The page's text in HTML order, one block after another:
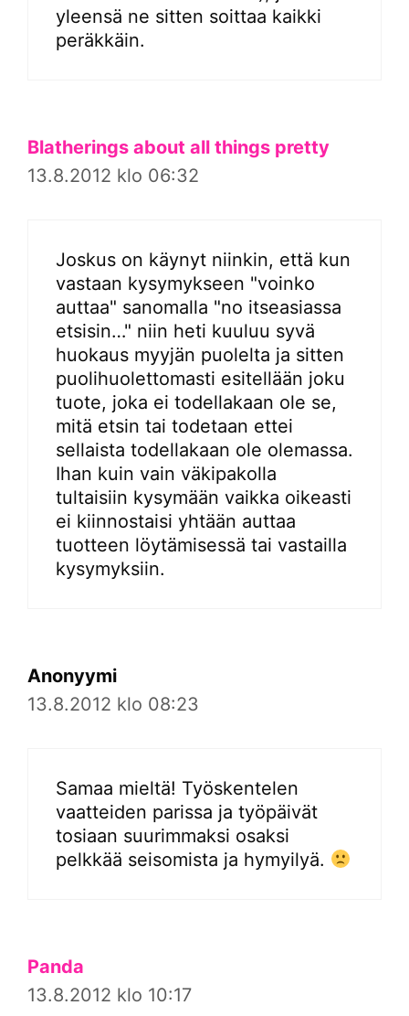
yleensä ne sitten soittaa kaikki
peräkkäin.
Blatherings about all things pretty
13.8.2012 klo 06:32
Joskus on käynyt niinkin, että kun
vastaan kysymykseen "voinko
auttaa" sanomalla "no itseasiassa
etsisin…" niin heti kuuluu syvä
huokaus myyjän puolelta ja sitten
puolihuolettomasti esitellään joku
tuote, joka ei todellakaan ole se,
mitä etsin tai todetaan ettei
sellaista todellakaan ole olemassa.
Ihan kuin vain väkipakolla
tultaisiin kysymään vaikka oikeasti
ei kiinnostaisi yhtään auttaa
tuotteen löytämisessä tai vastailla
kysymyksiin.
Anonyymi
13.8.2012 klo 08:23
Samaa mieltä! Työskentelen
vaatteiden parissa ja työpäivät
tosiaan suurimmaksi osaksi
pelkkää seisomista ja hymyilyä.
Panda
13.8.2012 klo 10:17